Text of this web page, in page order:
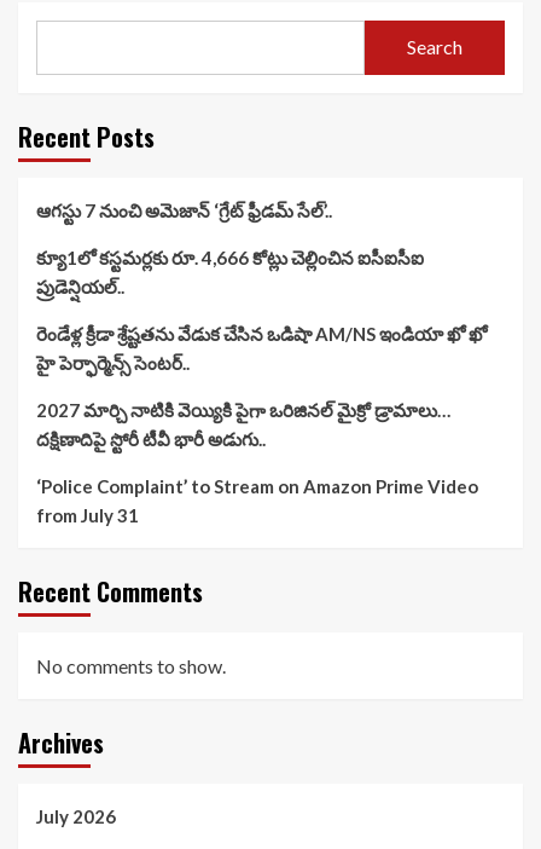
Search
Recent Posts
ఆగస్టు 7 నుంచి అమెజాన్ ‘గ్రేట్ ఫ్రీడమ్ సేల్’..
క్యూ1లో కస్టమర్లకు రూ. 4,666 కోట్లు చెల్లించిన ఐసీఐసీఐ
ప్రుడెన్షియల్..
రెండేళ్ల క్రీడా శ్రేష్టతను వేడుక చేసిన ఒడిషా AM/NS ఇండియా ఖో ఖో
హై పెర్ఫార్మెన్స్ సెంటర్..
2027 మార్చి నాటికి వెయ్యికి పైగా ఒరిజినల్ మైక్రో డ్రామాలు…
దక్షిణాదిపై స్టోరీ టీవీ భారీ అడుగు..
‘Police Complaint’ to Stream on Amazon Prime Video
from July 31
Recent Comments
No comments to show.
Archives
July 2026